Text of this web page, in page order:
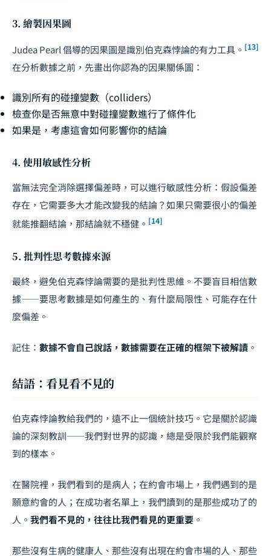
3. 繪製因果圖
Judea Pearl 倡導的因果圖是識別伯克森悖論的有力工具。 [13]
在分析數據之前，先畫出你認為的因果關係圖：
識別所有的碰撞變數（colliders）
檢查你是否無意中對碰撞變數進行了條件化
如果是，考慮這會如何影響你的結論
4. 使用敏感性分析
當無法完全消除選擇偏差時，可以進行敏感性分析：假設偏差
存在，它需要多大才能改變我的結論？如果只需要很小的偏差
就能推翻結論，那結論就不穩健。 [14]
5. 批判性思考數據來源
最終，避免伯克森悖論需要的是批判性思維。不要盲目相信數
據——要思考數據是如何產生的、有什麼局限性、可能存在什
麼偏差。
記住： 數據不會自己說話，數據需要在正確的框架下被解讀 。
結語：看見看不見的
伯克森悖論教給我們的，遠不止一個統計技巧。它是關於認識
論的深刻教訓——我們對世界的認識，總是受限於我們能觀察
到的樣本。
在醫院裡，我們看到的是病人；在約會市場上，我們遇到的是
願意約會的人；在成功者名單上，我們讀到的是那些成功了的
人。 我們看不見的，往往比我們看見的更重要 。
那些沒有生病的健康人、那些沒有出現在約會市場的人、那些